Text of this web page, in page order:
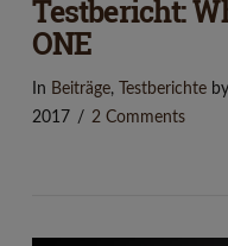
Testbericht:
ONE
In Beiträge, Testberichte
2017
2 Comments